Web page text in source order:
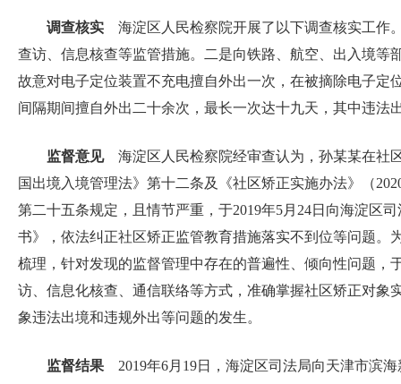
调查核实 海淀区人民检察院开展了以下调查核实工作
查访、信息核查等监管措施。二是向铁路、航空、出入境
故意对电子定位装置不充电擅自外出一次，在被摘除电子
间隔期间擅自外出二十余次，最长一次达十九天，其中违
监督意见海淀区人民检察院经审查认为，孙某某在社
国出境入境管理法》第十二条及《社区矫正实施办法》（
第二十五条规定，且情节严重，于2019年5月24日向海淀区
书》，依法纠正社区矫正监管教育措施落实不到位等问题
梳理，针对发现的监督管理中存在的普遍性、倾向性问题，
访、信息化核查、通信联络等方式，准确掌握社区矫正对
象违法出境和违规外出等问题的发生。
监督结果 2019年6月19日，海淀区司法局向天津市滨